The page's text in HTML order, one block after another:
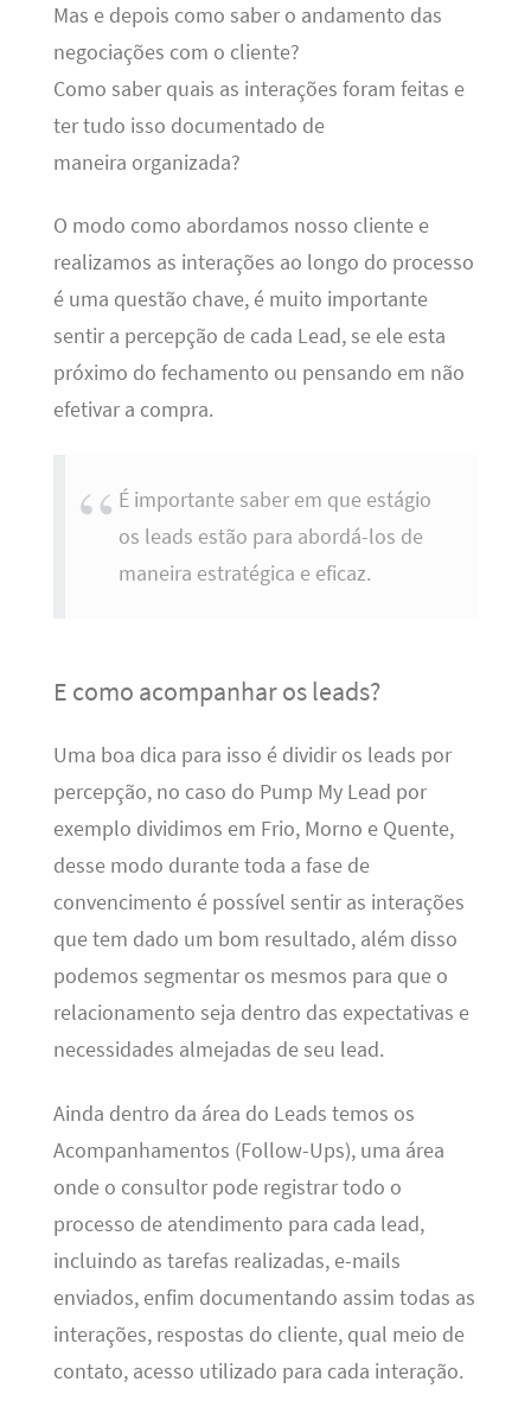
Mas e depois como saber o andamento das
negociações com o cliente?
Como saber quais as interações foram feitas e
ter tudo isso documentado de
maneira organizada?
O modo como abordamos nosso cliente e
realizamos as interações ao longo do processo
é uma questão chave, é muito importante
sentir a percepção de cada Lead, se ele esta
próximo do fechamento ou pensando em não
efetivar a compra.
É importante saber em que estágio
os leads estão para abordá-los de
maneira estratégica e eficaz.
E como acompanhar os leads?
Uma boa dica para isso é dividir os leads por
percepção, no caso do Pump My Lead por
exemplo dividimos em Frio, Morno e Quente,
desse modo durante toda a fase de
convencimento é possível sentir as interações
que tem dado um bom resultado, além disso
podemos segmentar os mesmos para que o
relacionamento seja dentro das expectativas e
necessidades almejadas de seu lead.
Ainda dentro da área do Leads temos os
Acompanhamentos (Follow-Ups), uma área
onde o consultor pode registrar todo o
processo de atendimento para cada lead,
incluindo as tarefas realizadas, e-mails
enviados, enfim documentando assim todas as
interações, respostas do cliente, qual meio de
contato, acesso utilizado para cada interação.